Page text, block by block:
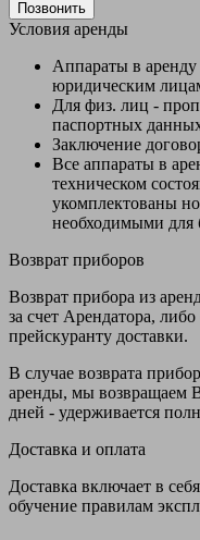
Позвонить
Условия аренды
Аппараты в
юридическим
Для физ. лиц -
паспортных
Заключение
Все аппараты в
техническом
укомплектованы
необходимыми для
Возврат приборов
Возврат прибора из
за счет Арендатора,
прейскуранту доставки.
В случае возврата
аренды, мы возвращаем
дней - удерживается
Доставка и оплата
Доставка включает в
обучение правилам